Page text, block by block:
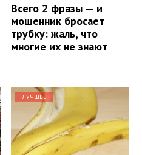
Всего 2 фразы — и
мошенник бросает
трубку: жаль, что
многие их не знают
ЛУЧШЕЕ